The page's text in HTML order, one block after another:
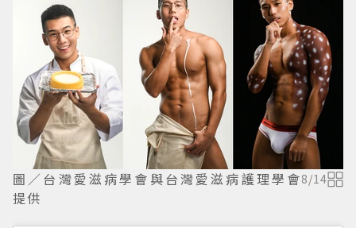
圖／台灣愛滋病學會與台灣愛滋病護理學會
提供
8/14